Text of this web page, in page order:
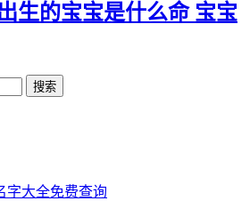
生的宝宝是什么命 宝宝
搜索
字大全免费查询